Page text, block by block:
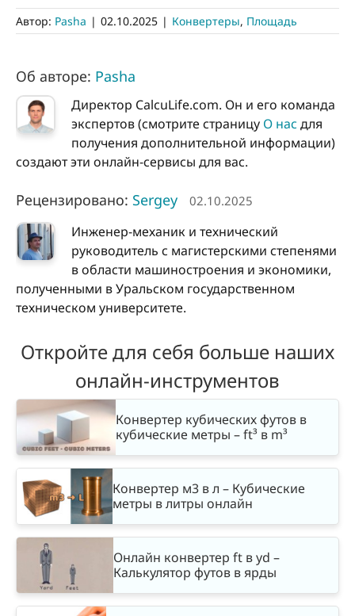
Автор: Pasha | 02.10.2025 | Конвертеры, Площадь
Об авторе: Pasha
Директор CalcuLife.com. Он и его команда
экспертов (смотрите страницу О нас для
получения дополнительной информации)
создают эти онлайн-сервисы для вас.
Рецензировано: Sergey 02.10.2025
Инженер-механик и технический
руководитель с магистерскими степенями
в области машиностроения и экономики,
полученными в Уральском государственном
техническом университете.
Откройте для себя больше наших
онлайн-инструментов
Конвертер кубических футов в
кубические метры – ft³ в m³
Конвертер м3 в л – Кубические
метры в литры онлайн
Онлайн конвертер ft в yd –
Калькулятор футов в ярды